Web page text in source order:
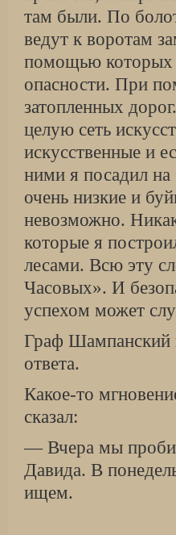
там были. По
ведут к воротам
помощью которых
опасности. При
затопленных
целую сеть
искусственные и
ними я посадил на
очень низкие и
невозможно.
которые я
лесами. Всю эту
Часовых». И
успехом может
Граф Шампанский
ответа.
Какое-то
сказал:
— Вчера мы
Давида. В
ищем.